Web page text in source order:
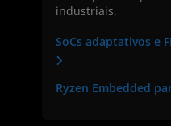
industriais.
SoCs adaptativos e
Ryzen Embedded